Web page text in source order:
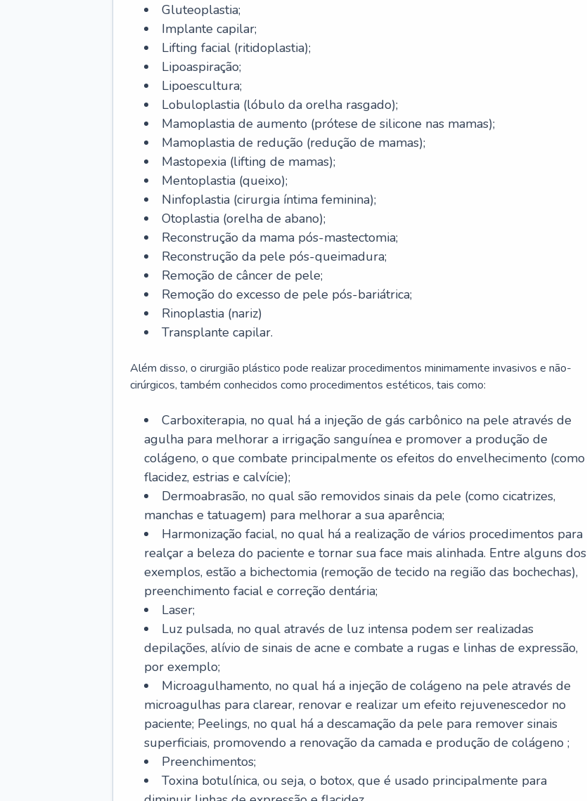
Gluteoplastia;
Implante capilar;
Lifting facial (ritidoplastia);
Lipoaspiração;
Lipoescultura;
Lobuloplastia (lóbulo da orelha rasgado);
Mamoplastia de aumento (prótese de silicone nas mamas);
Mamoplastia de redução (redução de mamas);
Mastopexia (lifting de mamas);
Mentoplastia (queixo);
Ninfoplastia (cirurgia íntima feminina);
Otoplastia (orelha de abano);
Reconstrução da mama pós-mastectomia;
Reconstrução da pele pós-queimadura;
Remoção de câncer de pele;
Remoção do excesso de pele pós-bariátrica;
Rinoplastia (nariz)
Transplante capilar.
Além disso, o cirurgião plástico pode realizar procedimentos minimamente invasivos e não-
cirúrgicos, também conhecidos como procedimentos estéticos, tais como:
Carboxiterapia, no qual há a injeção de gás carbônico na pele através de
agulha para melhorar a irrigação sanguínea e promover a produção de
colágeno, o que combate principalmente os efeitos do envelhecimento (como
flacidez, estrias e calvície);
Dermoabrasão, no qual são removidos sinais da pele (como cicatrizes,
manchas e tatuagem) para melhorar a sua aparência;
Harmonização facial, no qual há a realização de vários procedimentos para
realçar a beleza do paciente e tornar sua face mais alinhada. Entre alguns dos
exemplos, estão a bichectomia (remoção de tecido na região das bochechas),
preenchimento facial e correção dentária;
Laser;
Luz pulsada, no qual através de luz intensa podem ser realizadas
depilações, alívio de sinais de acne e combate a rugas e linhas de expressão,
por exemplo;
Microagulhamento, no qual há a injeção de colágeno na pele através de
microagulhas para clarear, renovar e realizar um efeito rejuvenescedor no
paciente; Peelings, no qual há a descamação da pele para remover sinais
superficiais, promovendo a renovação da camada e produção de colágeno ;
Preenchimentos;
Toxina botulínica, ou seja, o botox, que é usado principalmente para